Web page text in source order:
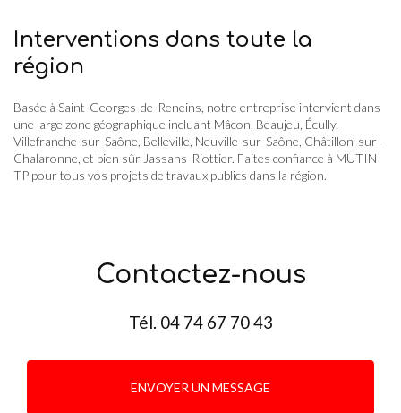
Interventions dans toute la
région
Basée à Saint-Georges-de-Reneins, notre entreprise intervient dans
une large zone géographique incluant Mâcon, Beaujeu, Écully,
Villefranche-sur-Saône, Belleville, Neuville-sur-Saône, Châtillon-sur-
Chalaronne, et bien sûr Jassans-Riottier. Faites confiance à MUTIN
TP pour tous vos projets de travaux publics dans la région.
Contactez-nous
Tél. 04 74 67 70 43
ENVOYER UN MESSAGE